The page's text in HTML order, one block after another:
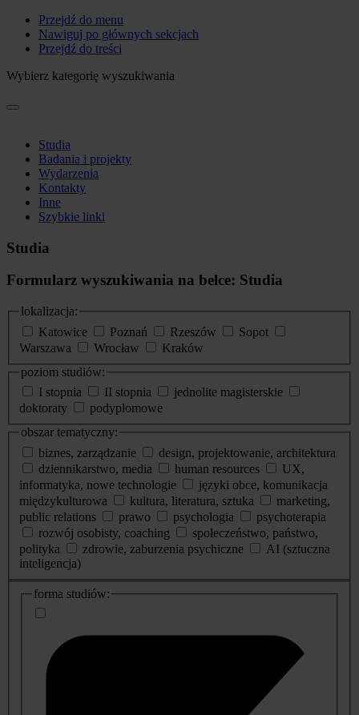
Przejdź do menu
Nawiguj po głównych sekcjach
Przejdź do treści
Wybierz kategorię wyszukiwania
Studia
Badania i projekty
Wydarzenia
Kontakty
Inne
Szybkie linki
Studia
Formularz wyszukiwania na belce: Studia
lokalizacja:
Katowice
Poznań Rzeszów
Sopot
Warszawa
Wrocław
Kraków
poziom studiów:
I stopnia
II stopnia
jednolite magisterskie
doktoraty
podyplomowe
obszar tematyczny:
biznes, zarządzanie
design, projektowanie, architektura
dziennikarstwo, media
human resources
UX,
informatyka, nowe technologie
języki obce, komunikacja
międzykulturowa
kultura, literatura, sztuka
marketing,
public relations
prawo psychologia
psychoterapia
rozwój osobisty, coaching
społeczeństwo, państwo,
polityka
zdrowie, zaburzenia psychiczne
AI (sztuczna
inteligencja)
dodatkowe
informacje
forma studiów: